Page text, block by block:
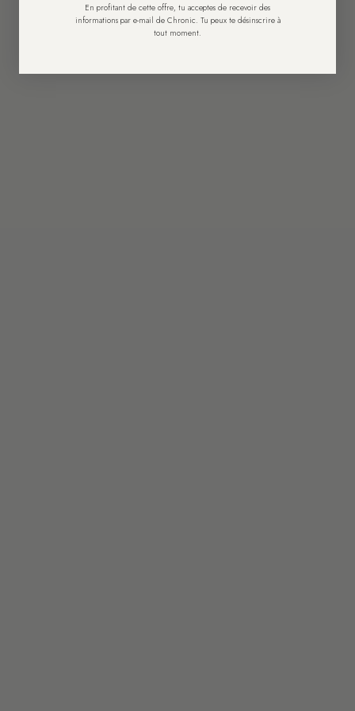
En profitant de cette offre, tu acceptes de recevoir des
informations par e-mail de Chronic. Tu peux te désinscrire à
tout moment.